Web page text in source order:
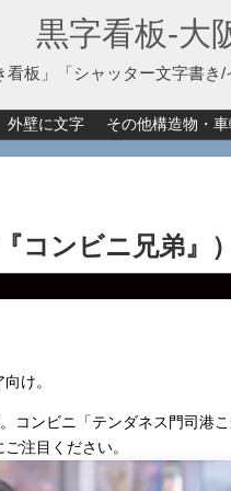
黒字看板‐大
看板」「シャッター文字書
外壁に文字 その他構造物・
コンビニ兄弟』）
け。
コンビニ「テンダネス門司港
注目ください。